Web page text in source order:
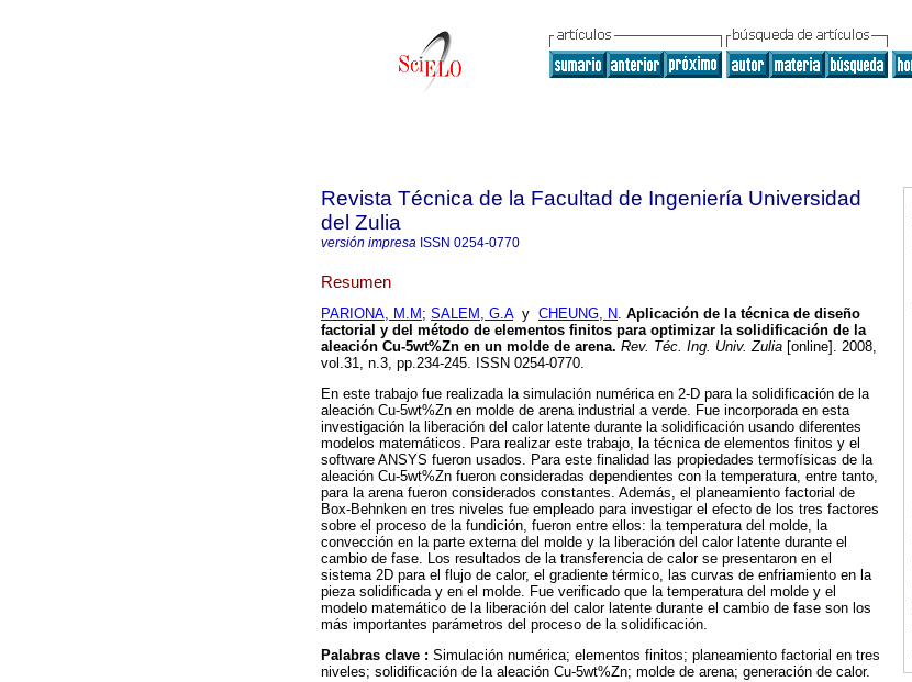
Revista Técnica de la Facultad de Ingeniería Universidad
del Zulia
versión impresa ISSN 0254-0770
Resumen
PARIONA, M.M ; SALEM, G.Ay CHEUNG, N. Aplicación de la técnica de diseño
factorial y del método de elementos finitos para optimizar la solidificación de la
aleación Cu-5wt%Zn en un molde de arena. Rev. Téc. Ing. Univ. Zulia [online]. 2008,
vol.31, n.3, pp.234-245. ISSN 0254-0770.
En este trabajo fue realizada la simulación numérica en 2-D para la solidificación de la
aleación Cu-5wt%Zn en molde de arena industrial a verde. Fue incorporada en esta
investigación la liberación del calor latente durante la solidificación usando diferentes
modelos matemáticos. Para realizar este trabajo, la técnica de elementos finitos y el
software ANSYS fueron usados. Para este finalidad las propiedades termofísicas de la
aleación Cu-5wt%Zn fueron consideradas dependientes con la temperatura, entre tanto,
para la arena fueron considerados constantes. Además, el planeamiento factorial de
Box-Behnken en tres niveles fue empleado para investigar el efecto de los tres factores
sobre el proceso de la fundición, fueron entre ellos: la temperatura del molde, la
convección en la parte externa del molde y la liberación del calor latente durante el
cambio de fase. Los resultados de la transferencia de calor se presentaron en el
sistema 2D para el flujo de calor, el gradiente térmico, las curvas de enfriamiento en la
pieza solidificada y en el molde. Fue verificado que la temperatura del molde y el
modelo matemático de la liberación del calor latente durante el cambio de fase son los
más importantes parámetros del proceso de la solidificación.
Palabras clave : Simulación numérica; elementos finitos; planeamiento factorial en tres
niveles; solidificación de la aleación Cu-5wt%Zn; molde de arena; generación de calor.